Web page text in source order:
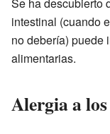
intestinal (cuando
no debería) puede
alimentarias.
Alergia a